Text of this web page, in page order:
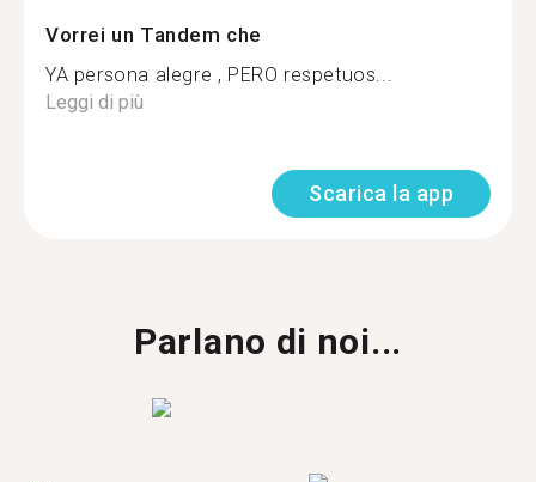
Vorrei un Tandem che
YA persona alegre , PERO respetuos...
Leggi di più
Scarica la app
Parlano di noi...